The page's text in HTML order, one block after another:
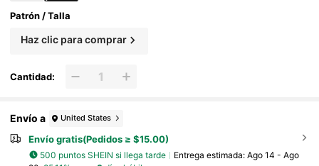
Patrón / Talla
Haz clic para comprar
Cantidad:
Envío a United States
Envío gratis(Pedidos ≥ $15.00)
500 puntos SHEIN si llega tarde Entrega estimada: Ago 14 - Ago